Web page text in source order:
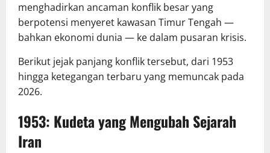
menghadirkan ancaman konflik besar yang
berpotensi menyeret kawasan Timur Tengah —
bahkan ekonomi dunia — ke dalam pusaran krisis.
Berikut jejak panjang konflik tersebut, dari 1953
hingga ketegangan terbaru yang memuncak pada
2026.
1953: Kudeta yang Mengubah Sejarah
Iran